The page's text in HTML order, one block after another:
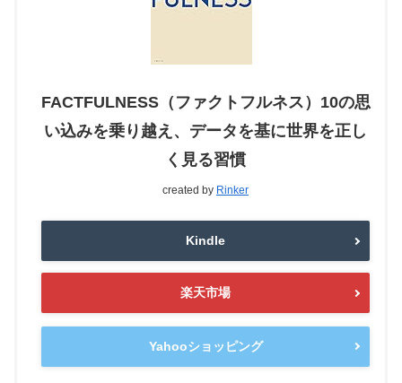
FACTFULNESS（ファクトフルネス）10の思
い込みを乗り越え、データを基に世界を正し
く見る習慣
created by Rinker
Kindle
楽天市場
Yahooショッピング